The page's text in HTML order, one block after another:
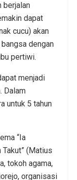
berjalan
dapat
cucu) akan
dengan
pertiwi.
menjadi
Dalam
untuk 5 tahun
“Ia
Takut” (Matius
tokoh agama,
organisasi